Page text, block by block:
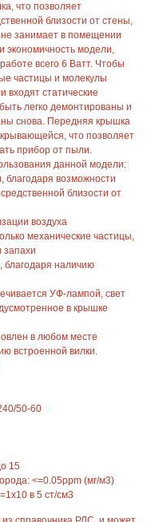
что позволяет
близости от стены,
занимает в помещении
экономичность модели,
всего 6 Ватт. Чтобы
частицы и молекулы
входят статические
легко демонтированы и
снова. Передняя крышка
что позволяет
прибор от пыли.
данной модели:
возможности
близости от
воздуха
механические частицы,
запахи
благодаря наличию
УФ-лампой, свет
в крышке
в любом месте
встроенной вилки.
50-60
15
<=0.05ppm (мг/м3)
в 5 ст/см3